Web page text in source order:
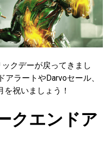
クデーが戻ってきまし
ラートやDarvoセール、
を祝いましょう！
クエンドア